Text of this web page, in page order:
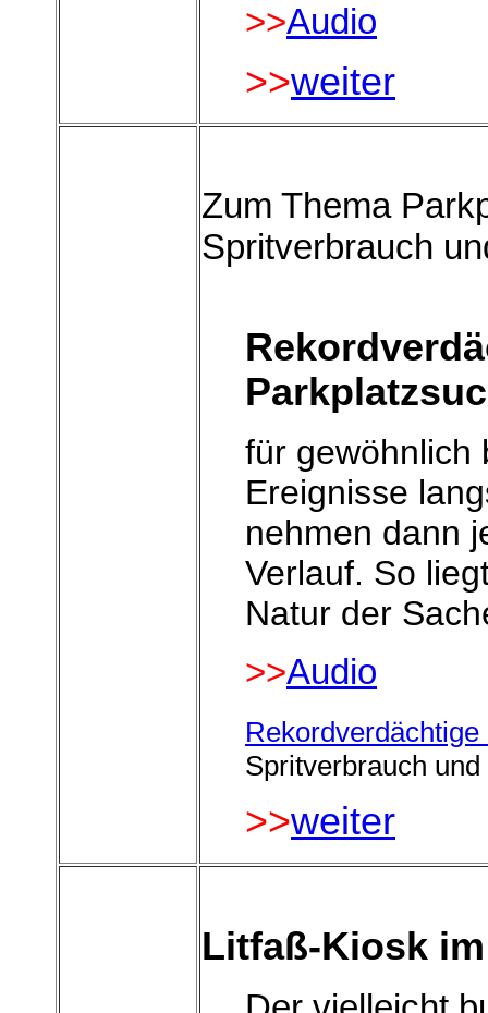
>>Audio
>>weiter
Zum Thema
Spritverbrauch
für gewöhnlich
Ereignisse
nehmen dann
Verlauf. So
Natur der
>>Audio
Spritverbrauch
>>weiter
Litfaß-Kiosk